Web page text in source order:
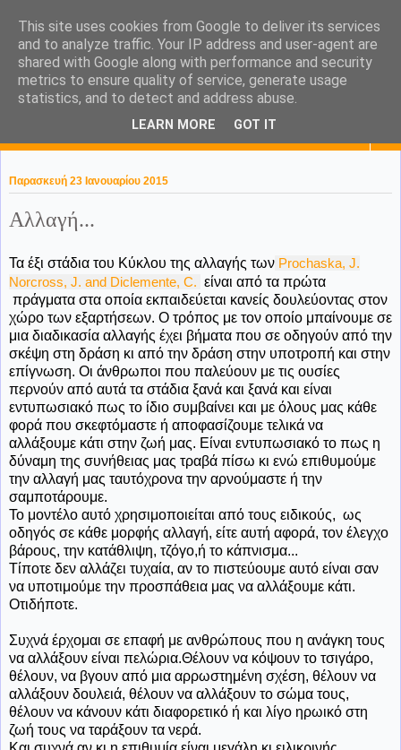
KaPa. Me without you...tea
without a biscuit!
Παρασκευή 23 Ιανουαρίου 2015
Αλλαγή...
Τα έξι στάδια του Κύκλου της αλλαγής των Prochaska, J.
Norcross, J. and Diclemente, C. είναι από τα πρώτα
πράγματα στα οποία εκπαιδεύεται κανείς δουλεύοντας στον
χώρο των εξαρτήσεων. Ο τρόπος με τον οποίο μπαίνουμε σε
μια διαδικασία αλλαγής έχει βήματα που σε οδηγούν από την
σκέψη στη δράση κι από την δράση στην υποτροπή και στην
επίγνωση. Οι άνθρωποι που παλεύουν με τις ουσίες
περνούν από αυτά τα στάδια ξανά και ξανά και είναι
εντυπωσιακό πως το ίδιο συμβαίνει και με όλους μας κάθε
φορά που σκεφτόμαστε ή αποφασίζουμε τελικά να
αλλάξουμε κάτι στην ζωή μας. Είναι εντυπωσιακό το πως η
δύναμη της συνήθειας μας τραβά πίσω κι ενώ επιθυμούμε
την αλλαγή μας ταυτόχρονα την αρνούμαστε ή την
σαμποτάρουμε.
Το μοντέλο αυτό χρησιμοποιείται από τους ειδικούς, ως
οδηγός σε κάθε μορφής αλλαγή, είτε αυτή αφορά, τον έλεγχο
βάρους, την κατάθλιψη, τζόγο,ή το κάπνισμα...
Τίποτε δεν αλλάζει τυχαία, αν το πιστεύουμε αυτό είναι σαν
να υποτιμούμε την προσπάθεια μας να αλλάξουμε κάτι.
Οτιδήποτε.
Συχνά έρχομαι σε επαφή με ανθρώπους που η ανάγκη τους
να αλλάξουν είναι πελώρια.Θέλουν να κόψουν το τσιγάρο,
θέλουν, να βγουν από μια αρρωστημένη σχέση, θέλουν να
αλλάξουν δουλειά, θέλουν να αλλάξουν το σώμα τους,
θέλουν να κάνουν κάτι διαφορετικό ή και λίγο ηρωικό στη
ζωή τους να ταράξουν τα νερά.
This site uses cookies from Google to deliver its services
and to analyze traffic. Your IP address and user-agent are
shared with Google along with performance and security
metrics to ensure quality of service, generate usage
statistics, and to detect and address abuse.
LEARN MORE GOT IT